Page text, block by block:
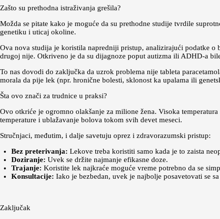
Zašto su prethodna istraživanja grešila?
Možda se pitate kako je moguće da su prethodne studije tvrdile
genetiku i uticaj okoline.
Ova nova studija je koristila napredniji pristup, analizirajući podatke o
drugoj nije. Otkriveno je da su dijagnoze poput autizma ili ADHD-a
To nas dovodi do zaključka da uzrok problema nije tableta
morala da pije lek (npr. hronične bolesti, sklonost ka upalama ili
Šta ovo znači za trudnice u praksi?
Ovo otkriće je ogromno olakšanje za milione žena. Visoka
temperature i ublažavanje bolova tokom svih devet meseci.
Stručnjaci, međutim, i dalje savetuju oprez i zdravorazumski pristup:
Bez preterivanja: Lekove treba koristiti samo kada je to zaista
Doziranje: Uvek se držite najmanje efikasne doze.
Trajanje: Koristite lek najkraće moguće vreme potrebno da se
Konsultacije: Iako je bezbedan, uvek je najbolje posavetovati se
Zaključak